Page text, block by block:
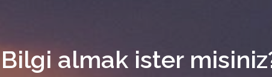
Bilgi almak ister